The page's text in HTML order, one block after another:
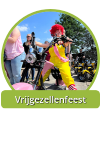
Vrijgezellenfeest